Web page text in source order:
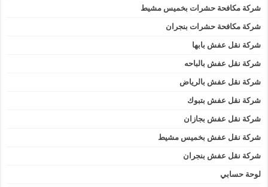
شركة مكافحة حشرات بخميس مشيط
شركة مكافحة حشرات بنجران
شركة نقل عفش بابها
شركة نقل عفش بالباحه
شركة نقل عفش بالرياض
شركة نقل عفش بتبوك
شركة نقل عفش بجازان
شركة نقل عفش بخميس مشيط
شركة نقل عفش بنجران
لوحة حسابي